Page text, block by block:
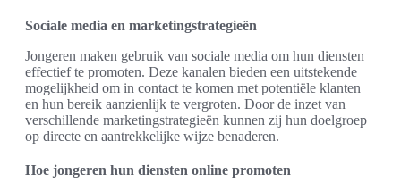
Sociale media en marketingstrategieën
Jongeren maken gebruik van sociale media om hun diensten
effectief te promoten. Deze kanalen bieden een uitstekende
mogelijkheid om in contact te komen met potentiële klanten
en hun bereik aanzienlijk te vergroten. Door de inzet van
verschillende marketingstrategieën kunnen zij hun doelgroep
op directe en aantrekkelijke wijze benaderen.
Hoe jongeren hun diensten online promoten